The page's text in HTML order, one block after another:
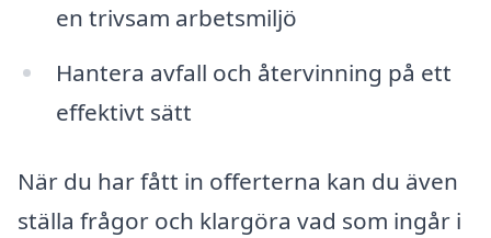
en trivsam arbetsmiljö
Hantera avfall och återvinning på ett
effektivt sätt
När du har fått in offerterna kan du även
ställa frågor och klargöra vad som ingår i